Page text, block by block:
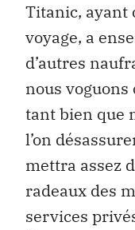
Titanic, ayant
voyage, a
d’autres
nous
tant bien que
l’on
mettra assez
radeaux des
services